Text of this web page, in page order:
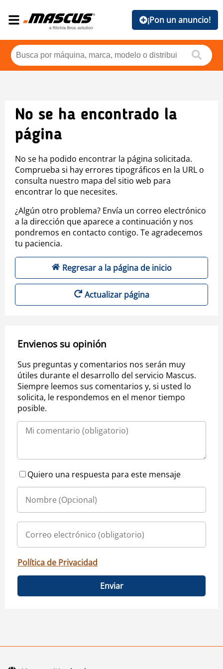
¡Pon un anuncio!
No se ha encontrado la
página
No se ha podido encontrar la página solicitada.
Comprueba si hay errores tipográficos en la URL o
consulta nuestro mapa del sitio web para
encontrar lo que necesites.
¿Algún otro problema? Envía un correo electrónico
a la dirección que aparece a continuación y nos
pondremos en contacto contigo. Te agradecemos
tu paciencia.
Regresar a la página de inicio
Actualizar página
Envienos su opinión
Sus preguntas y comentarios nos serán muy
útiles durante el desarrollo del servicio Mascus.
Siempre leemos sus comentarios y, si usted lo
solicita, le respondemos en el menor tiempo
posible.
Quiero una respuesta para este mensaje
Política de Privacidad
Enviar